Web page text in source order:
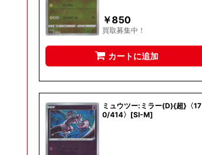
￥850
買取募集中！
カートに追加
ミュウツー:ミラー(D){超}〈17
0/414〉[SI-M]